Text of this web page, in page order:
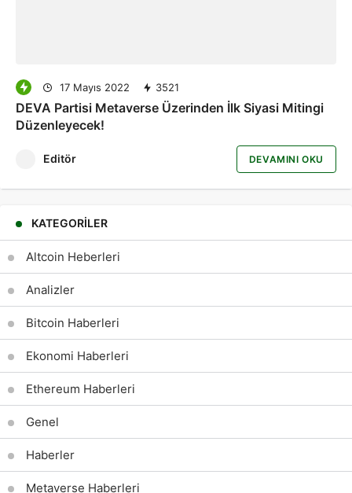
17 Mayıs 2022 3521
DEVA Partisi Metaverse Üzerinden İlk Siyasi Mitingi
Düzenleyecek!
Editör DEVAMINI OKU
KATEGORILER
Altcoin Heberleri
Analizler
Bitcoin Haberleri
Ekonomi Haberleri
Ethereum Haberleri
Genel
Haberler
Metaverse Haberleri